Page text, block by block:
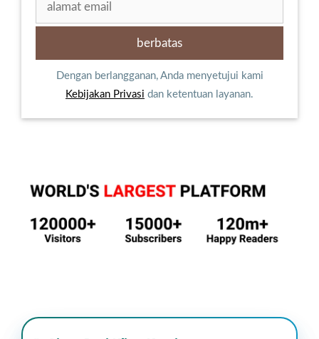
Dengan berlangganan, Anda menyetujui kami
Kebijakan Privasi dan ketentuan layanan.